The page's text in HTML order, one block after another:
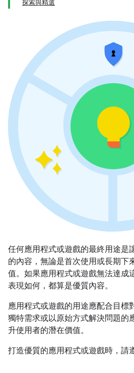
探索與精選
任何應用程式或遊戲的最終用途是
的內容，無論是首次使用或長期下
值。如果應用程式或遊戲無法達成
表現如何，都算是優質內容。
應用程式或遊戲的用途應配合目標
獨特需求或以原始方式解決問題的
升使用者的潛在價值。
打造優質的應用程式或遊戲時，請